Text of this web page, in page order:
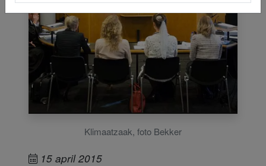
Klimaatzaak, foto Bekker
15 april 2015